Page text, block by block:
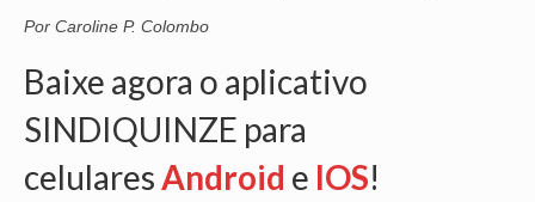
TÉCNICOS JUDICIÁRIOS
TECNOLOGIA DA INFORMAÇÃO
Por Caroline P. Colombo
Baixe agora o aplicativo
SINDIQUINZE para
celularesAndroid e IOS!